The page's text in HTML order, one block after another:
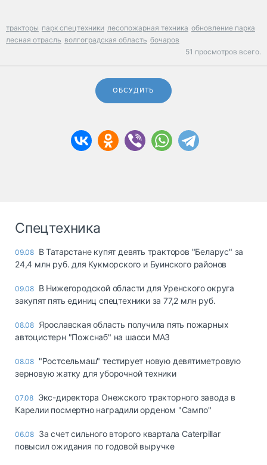
тракторы парк спецтехники лесопожарная техника обновление парка
лесная отрасль волгоградская область бочаров
51 просмотров всего.
ОБСУДИТЬ
Спецтехника
09.08 В Татарстане купят девять тракторов "Беларус" за
24,4 млн руб. для Кукморского и Буинского районов
09.08 В Нижегородской области для Уренского округа
закупят пять единиц спецтехники за 77,2 млн руб.
08.08 Ярославская область получила пять пожарных
автоцистерн "Пожснаб" на шасси МАЗ
08.08 "Ростсельмаш" тестирует новую девятиметровую
зерновую жатку для уборочной техники
07.08 Экс-директора Онежского тракторного завода в
Карелии посмертно наградили орденом "Сампо"
06.08 За счет сильного второго квартала Caterpillar
повысил ожидания по годовой выручке